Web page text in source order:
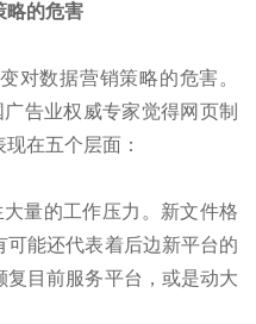
略的危害
对数据营销策略的危害。
告业权威专家觉得网页制
在五个层面：
量的工作压力。新文件格
能还代表着后边新平台的
目前服务平台，或是动大